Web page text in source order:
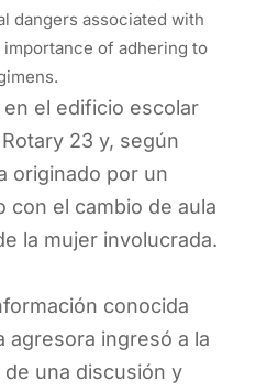
dangers associated with
of adhering to
el edificio escolar
23 y, según
originado por un
con el cambio de aula
la mujer involucrada.
conocida
agresora ingresó a la
una discusión y